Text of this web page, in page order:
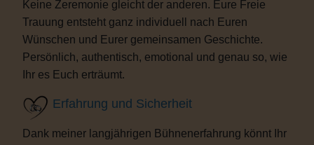
Keine Zeremonie gleicht der anderen. Eure Freie
Trauung entsteht ganz individuell nach Euren
Wünschen und Eurer gemeinsamen Geschichte.
Persönlich, authentisch, emotional und genau so, wie
Ihr es Euch erträumt.
Erfahrung und Sicherheit
Dank meiner langjährigen Bühnenerfahrung könnt Ihr